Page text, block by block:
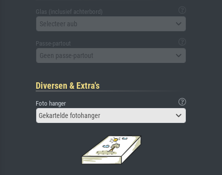
Glas (inclusief achterbord)
Selecteer aub
Passe-partout
Geen passe-partout
Diversen & Extra's
Foto hanger
Gekartelde fotohanger